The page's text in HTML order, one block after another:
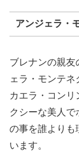
アンジェラ・
ブレナンの親友
ェラ・モンテネ
カエラ・コンリ
クシーな美人で
の事を誰よりも
います。